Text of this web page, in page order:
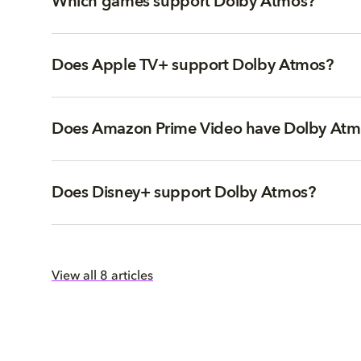
Does Apple TV+ support Dolby Atmos?
Does Amazon Prime Video have Dolby
Does Disney+ support Dolby Atmos?
View all 8 articles